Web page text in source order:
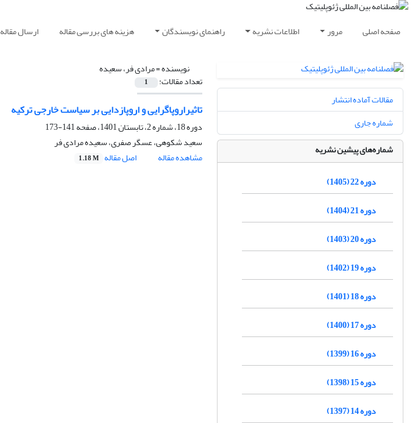
صفحه اصلی مرور اطلاعات نشریه راهنمای نویسندگان هزینه های بررسی مقاله ارسال مقاله
نویسنده =مرادی فر، سعیده
تعداد مقالات: 1
تاثیراروپاگرایی و اروپازدایی بر سیاست خارجی ترکیه
دوره 18، شماره 2، تابستان 1401، صفحه
141-173
سعید شکوهی، عسگر صفری، سعیده مرادی فر
مشاهده مقاله
اصل مقاله 1.18 M
مقالات آماده انتشار
شماره جاری
شماره‌های پیشین نشریه
دوره 22 (1405)
دوره 21 (1404)
دوره 20 (1403)
دوره 19 (1402)
دوره 18 (1401)
دوره 17 (1400)
دوره 16 (1399)
دوره 15 (1398)
دوره 14 (1397)